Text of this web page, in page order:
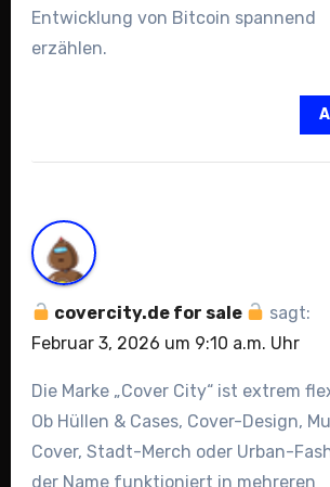
Entwicklung von Bitcoin spannend
erzählen.
covercity.de for sale
sagt:
Februar 3, 2026 um 9:10 a.m. Uhr
Die Marke „Cover City“ ist extrem
Ob Hüllen & Cases, Cover-Design,
Cover, Stadt-Merch oder Urban-
der Name funktioniert in mehreren